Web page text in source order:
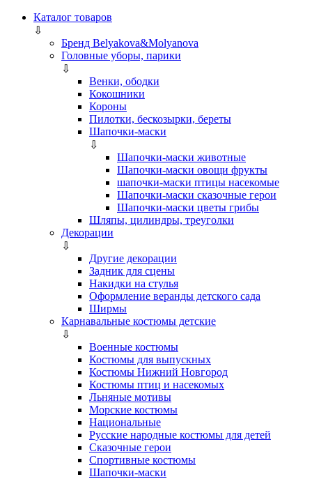
Каталог товаров
⇩
Бренд Belyakova&Molyanova
Головные уборы, парики
⇩
Венки, ободки
Кокошники
Короны
Пилотки, бескозырки, береты
Шапочки-маски
⇩
Шапочки-маски животные
Шапочки-маски овощи фрукты
шапочки-маски птицы насекомые
Шапочки-маски сказочные герои
Шапочки-маски цветы грибы
Шляпы, цилиндры, треуголки
Декорации
⇩
Другие декорации
Задник для сцены
Накидки на стулья
Оформление веранды детского сада
Ширмы
Карнавальные костюмы детские
⇩
Военные костюмы
Костюмы для выпускных
Костюмы Нижний Новгород
Костюмы птиц и насекомых
Льняные мотивы
Морские костюмы
Национальные
Русские народные костюмы для детей
Сказочные герои
Спортивные костюмы
Шапочки-маски